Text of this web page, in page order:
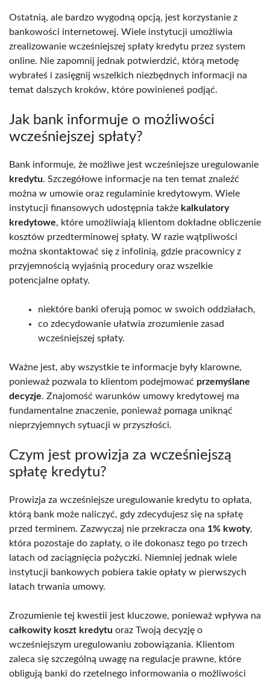
Ostatnią, ale bardzo wygodną opcją, jest korzystanie z
bankowości internetowej. Wiele instytucji umożliwia
zrealizowanie wcześniejszej spłaty kredytu przez system
online. Nie zapomnij jednak potwierdzić, którą metodę
wybrałeś i zasięgnij wszelkich niezbędnych informacji na
temat dalszych kroków, które powinieneś podjąć.
Jak bank informuje o możliwości
wcześniejszej spłaty?
Bank informuje, że możliwe jest wcześniejsze uregulowanie
kredytu. Szczegółowe informacje na ten temat znaleźć
można w umowie oraz regulaminie kredytowym. Wiele
instytucji finansowych udostępnia także kalkulatory
kredytowe, które umożliwiają klientom dokładne obliczenie
kosztów przedterminowej spłaty. W razie wątpliwości
można skontaktować się z infolinią, gdzie pracownicy z
przyjemnością wyjaśnią procedury oraz wszelkie
potencjalne opłaty.
niektóre banki oferują pomoc w swoich oddziałach,
co zdecydowanie ułatwia zrozumienie zasad
wcześniejszej spłaty.
Ważne jest, aby wszystkie te informacje były klarowne,
ponieważ pozwala to klientom podejmować przemyślane
decyzje. Znajomość warunków umowy kredytowej ma
fundamentalne znaczenie, ponieważ pomaga uniknąć
nieprzyjemnych sytuacji w przyszłości.
Czym jest prowizja za wcześniejszą
spłatę kredytu?
Prowizja za wcześniejsze uregulowanie kredytu to opłata,
którą bank może naliczyć, gdy zdecydujesz się na spłatę
przed terminem. Zazwyczaj nie przekracza ona 1% kwoty,
która pozostaje do zapłaty, o ile dokonasz tego po trzech
latach od zaciągnięcia pożyczki. Niemniej jednak wiele
instytucji bankowych pobiera takie opłaty w pierwszych
latach trwania umowy.
Zrozumienie tej kwestii jest kluczowe, ponieważ wpływa na
całkowity koszt kredytu oraz Twoją decyzję o
wcześniejszym uregulowaniu zobowiązania. Klientom
zaleca się szczególną uwagę na regulacje prawne, które
obligują banki do rzetelnego informowania o możliwości